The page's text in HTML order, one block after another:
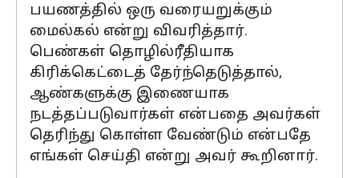
பயணத்தில் ஒரு வரையறுக்கும்
மைல்கல் என்று விவரித்தார்.
பெண்கள் தொழில்ரீதியாக
கிரிக்கெட்டைத் தேர்ந்தெடுத்தால்,
ஆண்களுக்கு இணையாக
நடத்தப்படுவார்கள் என்பதை அவர்கள்
தெரிந்து கொள்ள வேண்டும் என்பதே
எங்கள் செய்தி என்று அவர் கூறினார்.